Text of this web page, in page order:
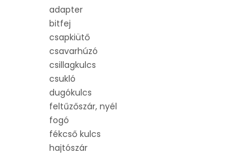
normál
racsnis
szalagos
szigetelt
szíjas
toldható
vékony
üthető
adapter
bitfej
csapkiütő
csavarhúzó
csillagkulcs
csukló
dugókulcs
feltűzőszár, nyél
fogó
fékcső kulcs
hajtószár